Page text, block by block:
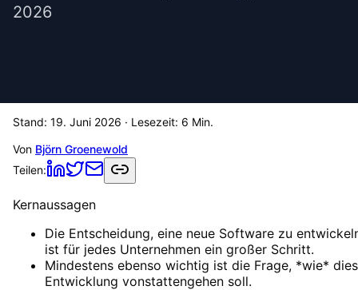
2026
Stand: 19. Juni 2026 · Lesezeit: 6 Min.
Von Björn Groenewold
Teilen:
Kernaussagen
Die Entscheidung, eine neue Software zu
ist für jedes Unternehmen ein großer Schritt.
Mindestens ebenso wichtig ist die Frage, *wie*
Entwicklung vonstattengehen soll.